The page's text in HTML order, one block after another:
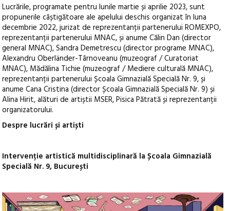
Lucrările, programate pentru lunile martie și aprilie 2023, sunt
propunerile câștigătoare ale apelului deschis organizat în luna
decembrie 2022, jurizat de reprezentanții partenerului ROMEXPO,
reprezentanții partenerului MNAC, și anume Călin Dan (director
general MNAC), Sandra Demetrescu (director programe MNAC),
Alexandru Oberländer-Târnoveanu (muzeograf / Curatoriat
MNAC), Mădălina Tichie (muzeograf / Mediere culturală MNAC),
reprezentanții partenerului Școala Gimnazială Specială Nr. 9, și
anume Cana Cristina (director Școala Gimnazială Specială Nr. 9) și
Alina Hirit, alături de artiștii MSER, Pisica Pătrată și reprezentanții
organizatorului.
Despre lucrări și artiști
Intervenție artistică multidisciplinară la Școala Gimnazială
Specială Nr. 9, București